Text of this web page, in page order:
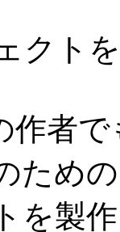
クト
作者
ための
を製